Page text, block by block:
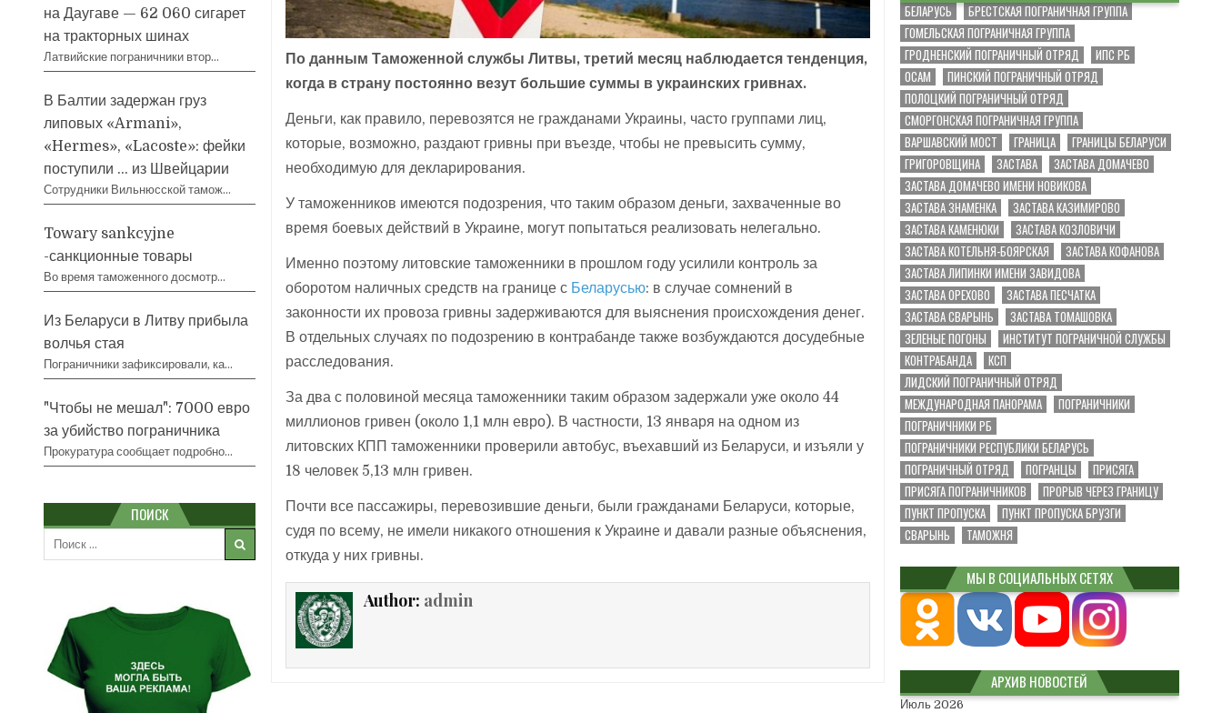
По данным Таможенной службы Литвы, третий месяц наблюдается тенденция,
когда в страну постоянно везут большие суммы в украинских гривнах.
Деньги, как правило, перевозятся не гражданами Украины, часто группами лиц,
которые, возможно, раздают гривны при въезде, чтобы не превысить сумму,
необходимую для декларирования.
У таможенников имеются подозрения, что таким образом деньги, захваченные во
время боевых действий в Украине, могут попытаться реализовать нелегально.
Именно поэтому литовские таможенники в прошлом году усилили контроль за
оборотом наличных средств на границе с Беларусью: в случае сомнений в
законности их провоза гривны задерживаются для выяснения происхождения денег.
В отдельных случаях по подозрению в контрабанде также возбуждаются досудебные
расследования.
За два с половиной месяца таможенники таким образом задержали уже около 44
миллионов гривен (около 1,1 млн евро). В частности, 13 января на одном из
литовских КПП таможенники проверили автобус, въехавший из Беларуси, и изъяли у
18 человек 5,13 млн гривен.
Почти все пассажиры, перевозившие деньги, были гражданами Беларуси, которые,
судя по всему, не имели никакого отношения к Украине и давали разные объяснения,
откуда у них гривны.
Author: admin
на Даугаве — 62 060 сигарет
на тракторных шинах
Латвийские пограничники втор…
В Балтии задержан груз
липовых «Armani»,
«Hermes», «Lacoste»: фейки
поступили … из Швейцарии
Сотрудники Вильнюсской тамож…
Towary sankcyjne
-санкционные товары
Во время таможенного досмотр…
Из Беларуси в Литву прибыла
волчья стая
Пограничники зафиксировали, ка…
"Чтобы не мешал": 7000 евро
за убийство пограничника
Прокуратура сообщает подробно…
ПОИСК
БЕЛАРУСЬ
БРЕСТСКАЯ ПОГРАНИЧНАЯ ГРУППА
ГОМЕЛЬСКАЯ ПОГРАНИЧНАЯ ГРУППА
ГРОДНЕНСКИЙ ПОГРАНИЧНЫЙ ОТРЯД
ИПС РБ
ОСАМ
ПИНСКИЙ ПОГРАНИЧНЫЙ ОТРЯД
ПОЛОЦКИЙ ПОГРАНИЧНЫЙ ОТРЯД
СМОРГОНСКАЯ ПОГРАНИЧНАЯ ГРУППА
ВАРШАВСКИЙ МОСТ
ГРАНИЦА
ГРАНИЦЫ БЕЛАРУСИ
ГРИГОРОВЩИНА
ЗАСТАВА
ЗАСТАВА ДОМАЧЕВО
ЗАСТАВА ДОМАЧЕВО ИМЕНИ НОВИКОВА
ЗАСТАВА ЗНАМЕНКА
ЗАСТАВА КАЗИМИРОВО
ЗАСТАВА КАМЕНЮКИ
ЗАСТАВА КОЗЛОВИЧИ
ЗАСТАВА КОТЕЛЬНЯ-БОЯРСКАЯ
ЗАСТАВА КОФАНОВА
ЗАСТАВА ЛИПИНКИ ИМЕНИ ЗАВИДОВА
ЗАСТАВА ОРЕХОВО
ЗАСТАВА ПЕСЧАТКА
ЗАСТАВА СВАРЫНЬ
ЗАСТАВА ТОМАШОВКА
ЗЕЛЕНЫЕ ПОГОНЫ
ИНСТИТУТ ПОГРАНИЧНОЙ СЛУЖБЫ
КОНТРАБАНДА
КСП
ЛИДСКИЙ ПОГРАНИЧНЫЙ ОТРЯД
МЕЖДУНАРОДНАЯ ПАНОРАМА
ПОГРАНИЧНИКИ
ПОГРАНИЧНИКИ РБ
ПОГРАНИЧНИКИ РЕСПУБЛИКИ БЕЛАРУСЬ
ПОГРАНИЧНЫЙ ОТРЯД
ПОГРАНЦЫ
ПРИСЯГА
ПРИСЯГА ПОГРАНИЧНИКОВ
ПРОРЫВ ЧЕРЕЗ ГРАНИЦУ
ПУНКТ ПРОПУСКА
ПУНКТ ПРОПУСКА БРУЗГИ
СВАРЫНЬ
ТАМОЖНЯ
МЫ В СОЦИАЛЬНЫХ СЕТЯХ
АРХИВ НОВОСТЕЙ
Июль 2026